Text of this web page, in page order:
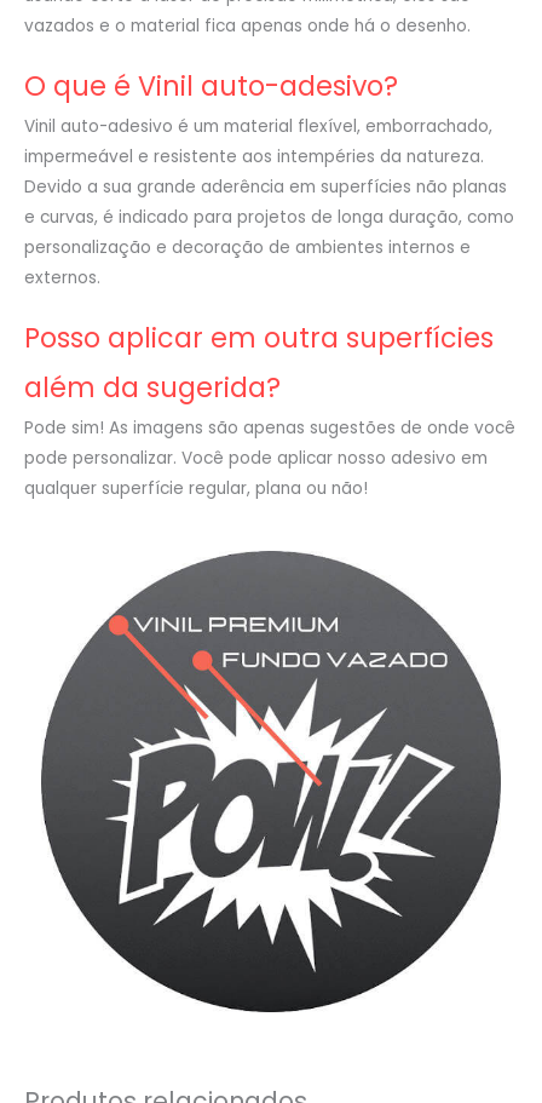
vazados e o material fica apenas onde há o desenho.
O que é Vinil auto-adesivo?
Vinil auto-adesivo é um material flexível, emborrachado,
impermeável e resistente aos intempéries da natureza.
Devido a sua grande aderência em superfícies não planas
e curvas, é indicado para projetos de longa duração, como
personalização e decoração de ambientes internos e
externos.
Posso aplicar em outra superfícies
além da sugerida?
Pode sim! As imagens são apenas sugestões de onde você
pode personalizar. Você pode aplicar nosso adesivo em
qualquer superfície regular, plana ou não!